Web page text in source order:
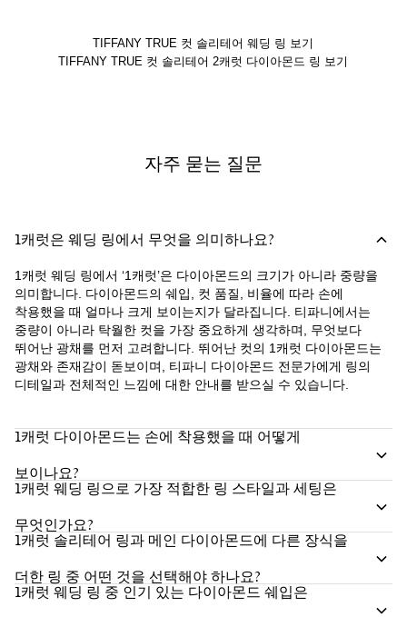
TIFFANY TRUE 컷 솔리테어 웨딩 링 보기
TIFFANY TRUE 컷 솔리테어 2캐럿 다이아몬드 링 보기
자주 묻는 질문
1캐럿은 웨딩 링에서 무엇을 의미하나요?
1캐럿 웨딩 링에서 ‘1캐럿’은 다이아몬드의 크기가 아니라 중량을
의미합니다. 다이아몬드의 쉐입, 컷 품질, 비율에 따라 손에
착용했을 때 얼마나 크게 보이는지가 달라집니다. 티파니에서는
중량이 아니라 탁월한 컷을 가장 중요하게 생각하며, 무엇보다
뛰어난 광채를 먼저 고려합니다. 뛰어난 컷의 1캐럿 다이아몬드는
광채와 존재감이 돋보이며, 티파니 다이아몬드 전문가에게 링의
디테일과 전체적인 느낌에 대한 안내를 받으실 수 있습니다.
1캐럿 다이아몬드는 손에 착용했을 때 어떻게
보이나요?
1캐럿 웨딩 링으로 가장 적합한 링 스타일과 세팅은
무엇인가요?
1캐럿 솔리테어 링과 메인 다이아몬드에 다른 장식을
더한 링 중 어떤 것을 선택해야 하나요?
1캐럿 웨딩 링 중 인기 있는 다이아몬드 쉐입은